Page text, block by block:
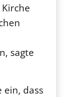
sagte
ein, dass